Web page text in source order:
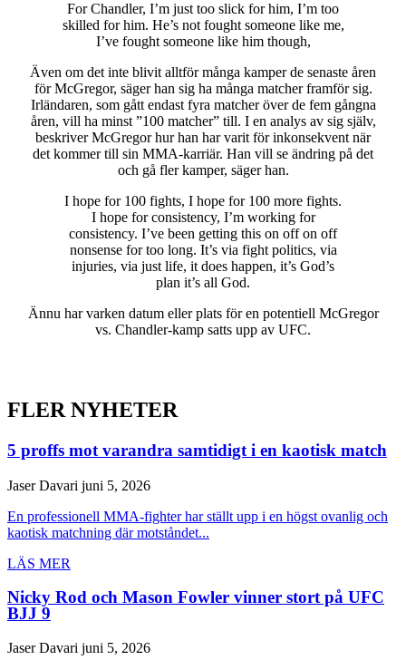
For Chandler, I’m just too slick for him, I’m too
skilled for him. He’s not fought someone like me,
I’ve fought someone like him though,
Även om det inte blivit alltför många kamper de senaste åren
för McGregor, säger han sig ha många matcher framför sig.
Irländaren, som gått endast fyra matcher över de fem gångna
åren, vill ha minst ”100 matcher” till. I en analys av sig själv,
beskriver McGregor hur han har varit för inkonsekvent när
det kommer till sin MMA-karriär. Han vill se ändring på det
och gå fler kamper, säger han.
I hope for 100 fights, I hope for 100 more fights.
I hope for consistency, I’m working for
consistency. I’ve been getting this on off on off
nonsense for too long. It’s via fight politics, via
injuries, via just life, it does happen, it’s God’s
plan it’s all God.
Ännu har varken datum eller plats för en potentiell McGregor
vs. Chandler-kamp satts upp av UFC.
FLER NYHETER
5 proffs mot varandra samtidigt i en kaotisk match
Jaser Davari juni 5, 2026
En professionell MMA-fighter har ställt upp i en högst ovanlig och
kaotisk matchning där motståndet...
LÄS MER
Nicky Rod och Mason Fowler vinner stort på UFC
BJJ 9
Jaser Davari juni 5, 2026